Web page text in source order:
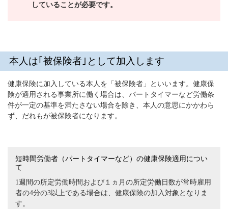
していることが必要です。
本人は｢被保険者｣として加入します
健康保険に加入している本人を「被保険者」といいます。健康保
険が適用される事業所に働く場合は、パートタイマーなど労働条
件が一定の基準を満たさない場合を除き、本人の意思にかかわら
ず、だれもが被保険者になります。
短時間労働者（パートタイマーなど）の健康保険適用につい
て
1週間の所定労働時間および１ヵ月の所定労働日数が常時雇用
者の4分の3以上である場合は、健康保険の加入対象となりま
す。